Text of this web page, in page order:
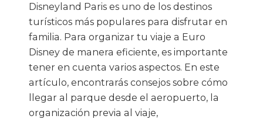
Disneyland Paris es uno de los destinos
turísticos más populares para disfrutar en
familia. Para organizar tu viaje a Euro
Disney de manera eficiente, es importante
tener en cuenta varios aspectos. En este
artículo, encontrarás consejos sobre cómo
llegar al parque desde el aeropuerto, la
organización previa al viaje,